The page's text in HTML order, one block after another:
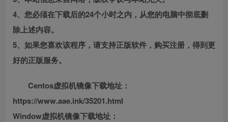
4、您必须在下载后的24个小时之内，从您的电脑中彻底删
除上述内容。
5、如果您喜欢该程序，请支持正版软件，购买注册，得到更
好的正版服务。
Centos虚拟机镜像下载地址：
https://www.aae.ink/35201.html
Window虚拟机镜像下载地址：